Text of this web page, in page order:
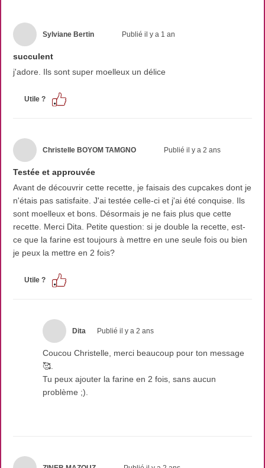
Sylviane Bertin Publié il y a 1 an
succulent
j'adore. Ils sont super moelleux un délice
Utile ?
Christelle BOYOM TAMGNO Publié il y a 2 ans
Testée et approuvée
Avant de découvrir cette recette, je faisais des cupcakes dont je
n'étais pas satisfaite. J'ai testée celle-ci et j'ai été conquise. Ils
sont moelleux et bons. Désormais je ne fais plus que cette
recette. Merci Dita. Petite question: si je double la recette, est-
ce que la farine est toujours à mettre en une seule fois ou bien
je peux la mettre en 2 fois?
Utile ?
Dita Publié il y a 2 ans
Coucou Christelle, merci beaucoup pour ton message
🥰.
Tu peux ajouter la farine en 2 fois, sans aucun
problème ;).